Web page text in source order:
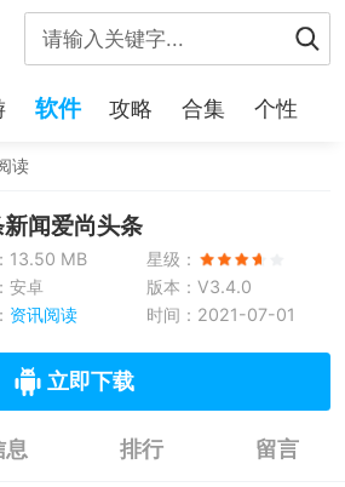
软件 攻略 合集 个性
读
新闻爱尚头条
13.50 MB
星级：
安卓
版本：V3.4.0
资讯阅读 时间：2021-07-01
立即下载
息 排行 留言